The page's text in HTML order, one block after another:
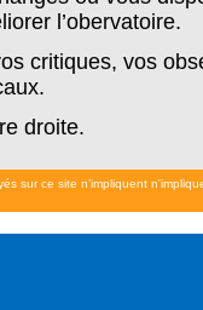
sur ce site n’impliquent